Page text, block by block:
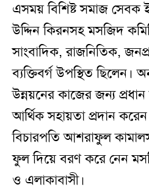
এসময় বিশিষ্ট সমাজ সেবক
উদ্দিন কিরনসহ মসজিদ
সাংবাদিক, রাজনিতিক,
ব্যক্তিবর্গ উপস্থিত ছিলেন।
উন্নয়নের কাজের জন্য
আর্থিক সহায়তা প্রদান
বিচারপতি আশরাফুল
ফুল দিয়ে বরণ করে নেন
ও এলাকাবাসী।